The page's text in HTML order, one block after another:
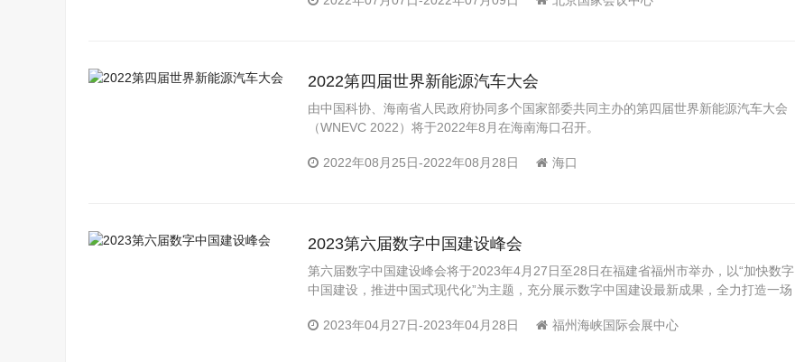
2022第四届世界新能源汽车大会
由中国科协、海南省人民政府协同多个国家部委共同主办的第四届世界新能源汽车大会
（WNEVC 2022）将于2022年8月在海南海口召开。
2022年08月25日-2022年08月28日 海口
2023第六届数字中国建设峰会
第六届数字中国建设峰会将于2023年4月27日至28日在福建省福州市举办，以“加快数字
中国建设，推进中国式现代化”为主题，充分展示数字中国建设最新成果，全力打造一场
2023年04月27日-2023年04月28日
福州海峡国际会展中心